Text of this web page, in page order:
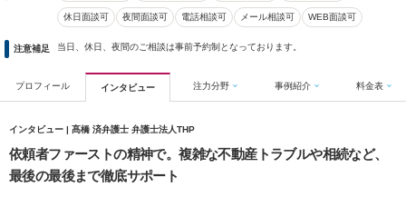
休日面談可 夜間面談可 電話相談可 メール相談可 WEB面談可
注意補足 当日、休日、夜間のご相談は事前予約制となっております。
プロフィール インタビュー 注力分野 事例紹介 料金表
インタビュー | 髙橋 済弁護士 弁護士法人THP
依頼者ファーストの精神で。複雑な不動産トラブルや相続など、
最後の最後まで徹底サポート